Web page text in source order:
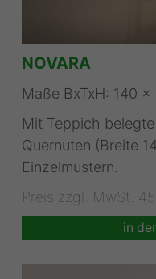
NOVARA
Maße BxTxH: 140
Mit Teppich
Quernuten (Breite
Einzelmustern.
Preis zzgl. MwSt.
in